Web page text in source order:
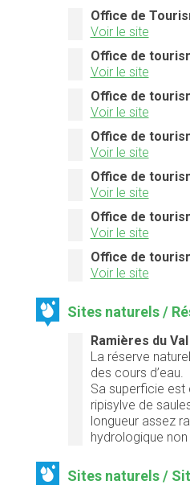
Office de
Voir le site
Office de
Voir le site
Office de
Voir le site
Office de
Voir le site
Office de
Voir le site
Office de
Voir le site
Office de
Voir le site
Sites naturels /
Ramières du
La réserve
des cours d’eau.
Sa superficie est
ripisylve de
longueur assez
hydrologique
Sites naturels /